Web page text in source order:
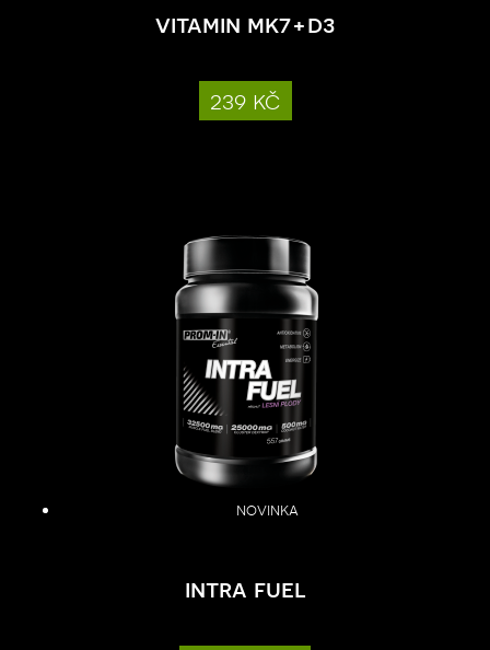
vitamin mk7+d3
239 kč
novinka
intra fuel